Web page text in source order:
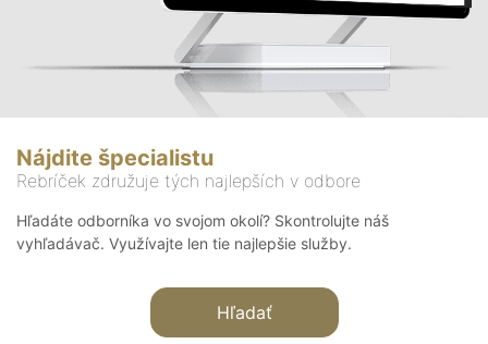
Nájdite špecialistu
Rebríček združuje tých najlepších v odbore
Hľadáte odborníka vo svojom okolí? Skontrolujte náš
vyhľadávač. Využívajte len tie najlepšie služby.
Hľadať